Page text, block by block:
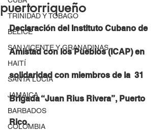
TRINIDAD Y TOBAGO
BELICE
SAN VICENTE Y GRANADINAS
HAITÍ
SANTA LUCÍA
JAMAICA
BARBADOS
COLOMBIA
puertorriqueño
Declaración del Instituto Cubano de
Amistad con los Pueblos (ICAP) en
solidaridad con miembros de la  31
Brigada “Juan Rius Rivera”, Puerto
Rico.